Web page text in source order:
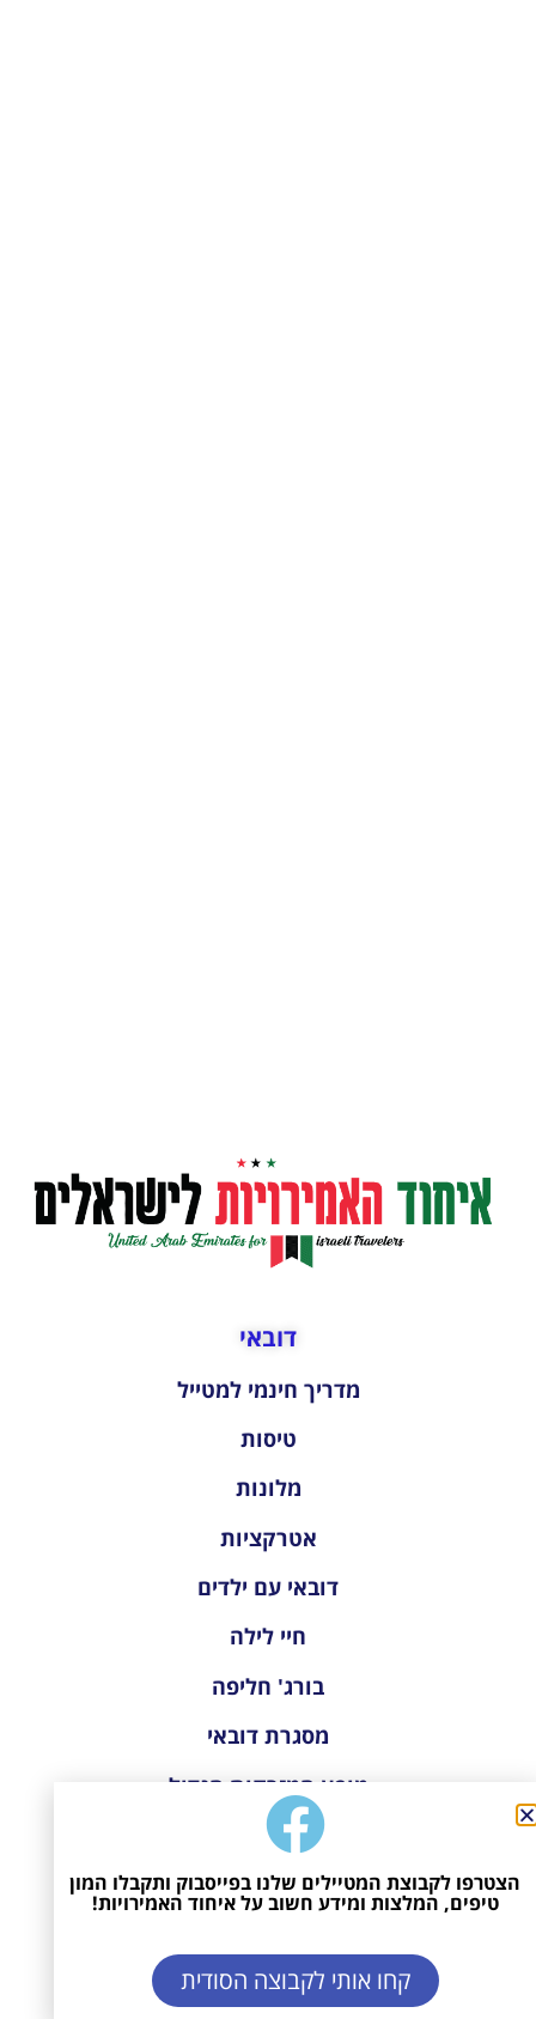
דובאי
מדריך חינמי למטייל
טיסות
מלונות
אטרקציות
דובאי עם ילדים
חיי לילה
בורג' חליפה
מסגרת דובאי
מופע המזרקות הגדול
מתחם סקי דובאי
השקעות
אבו דאבי
הצטרפו לקבוצת המטיילים שלנו בפייסבוק ותקבלו המון
טיפים, המלצות ומידע חשוב על איחוד האמירויות!
קחו אותי לקבוצה הסודית